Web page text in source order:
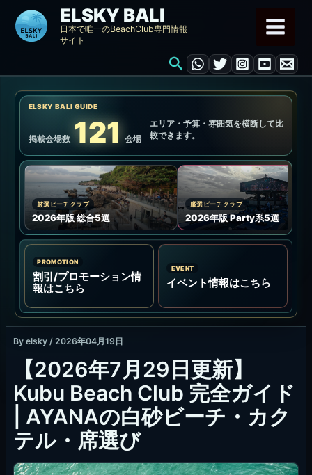
ELSKY BALI
日本で唯一のBeachClub専門情報
サイト
検
ELSKY BALI GUIDE
掲載会場数 121 会場
エリア・予算・雰囲気を横断して比
較できます。
厳選ビーチクラブ
2026年版 総合5選
厳選ビーチクラブ
2026年版 Party系5選
PROMOTION
割引/プロモーション情
報はこちら
EVENT
イベント情報はこちら
By elsky / 2026年04月19日
【2026年7月29日更新】
Kubu Beach Club 完全ガイド
| AYANAの白砂ビーチ・カク
テル・席選び